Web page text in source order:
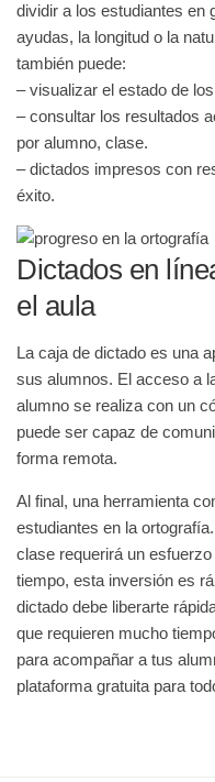
dividir a los estudiantes en
ayudas, la longitud o la
también puede:
– visualizar el estado de
– consultar los resultados
por alumno, clase.
– dictados impresos con
éxito.
Dictados en
el aula
La caja de dictado es una
sus alumnos. El acceso a
alumno se realiza con un
puede ser capaz de
forma remota.
Al final, una herramienta
estudiantes en la
clase requerirá un
tiempo, esta inversión es
dictado debe liberarte
que requieren mucho
para acompañar a tus
plataforma gratuita para